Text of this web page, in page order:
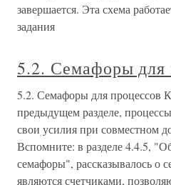
завершается. Эта схема
задания
5.2. Семафоры для
5.2. Семафоры для процессов
предыдущем разделе,
свои усилия при совместном
Вспомните: в разделе 4.4.5,
семафоры", рассказывалось о
являются счетчиками,